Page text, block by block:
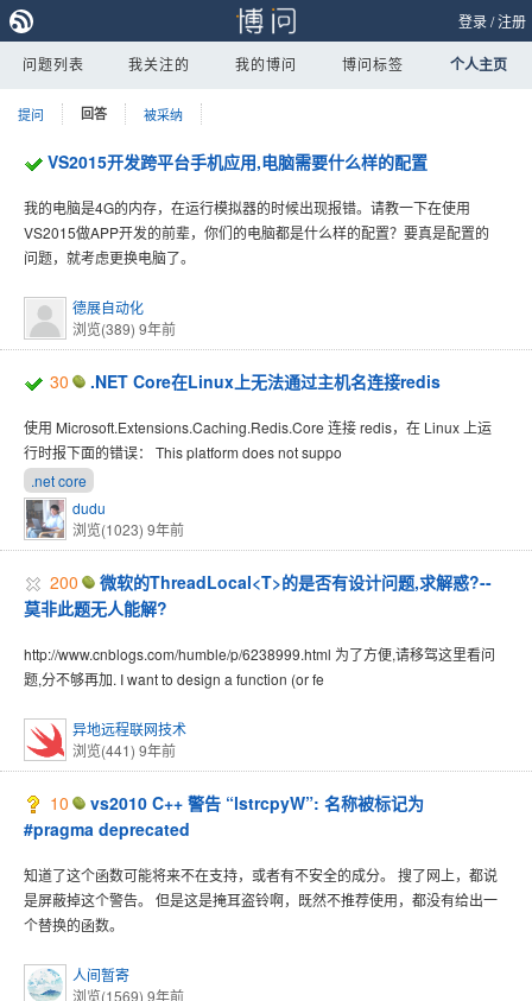
登录/注册
问题列表 我关注的 我的博问 博问标签 个人主页
提问 回答 被采纳
VS2015开发跨平台手机应用,电脑需要什么样的配置
我的电脑是4G的内存，在运行模拟器的时候出现报错。请教一下在使用
VS2015做APP开发的前辈，你们的电脑都是什么样的配置？要真是配置的
问题，就考虑更换电脑了。
德展自动化
浏览(389) 9年前
30 .NET Core在Linux上无法通过主机名连接redis
使用 Microsoft.Extensions.Caching.Redis.Core 连接 redis，在 Linux 上运
行时报下面的错误： This platform does not suppo
.net core
dudu
浏览(1023) 9年前
200
微软的ThreadLocal<T>的是否有设计问题,求解惑?--
莫非此题无人能解?
http://www.cnblogs.com/humble/p/6238999.html 为了方便,请移驾这里看问
题,分不够再加. I want to design a function (or fe
异地远程联网技术
浏览(441) 9年前
10
vs2010 C++ 警告 “lstrcpyW”: 名称被标记为
#pragma deprecated
知道了这个函数可能将来不在支持，或者有不安全的成分。 搜了网上，都说
是屏蔽掉这个警告。 但是这是掩耳盗铃啊，既然不推荐使用，都没有给出一
个替换的函数。
人间暂寄
浏览(1569) 9年前